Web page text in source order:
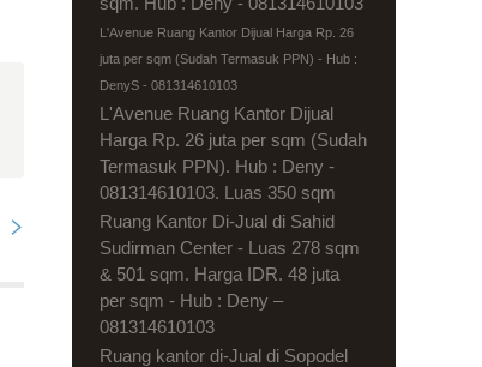
L'Avenue Ruang Kantor Dijual Harga Rp. 26
juta per sqm (Sudah Termasuk PPN) - Hub :
DenyS - 081314610103
L'Avenue Ruang Kantor Dijual
Harga Rp. 26 juta per sqm (Sudah
Termasuk PPN). Hub : Deny -
081314610103. Luas 350 sqm
Ruang Kantor Di-Jual di Sahid
Sudirman Center - Luas 278 sqm
& 501 sqm. Harga IDR. 48 juta
per sqm - Hub : Deny –
081314610103
Ruang kantor di-Jual di Sopodel